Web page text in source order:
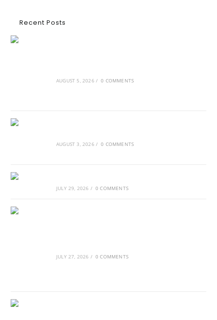
Recent Posts
AUGUST 5, 2026 / 0 COMMENTS
AUGUST 3, 2026 / 0 COMMENTS
JULY 29, 2026 / 0 COMMENTS
JULY 27, 2026 / 0 COMMENTS